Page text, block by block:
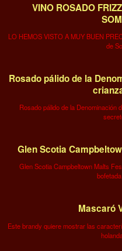
VINO ROSADO
LO HEMOS VISTO A MUY BUEN
de
Rosado pálido de la
Rosado pálido de la Denominación
Glen Scotia
Glen Scotia Campbeltown Malts
Mascaró
Este brandy quiere mostrar las